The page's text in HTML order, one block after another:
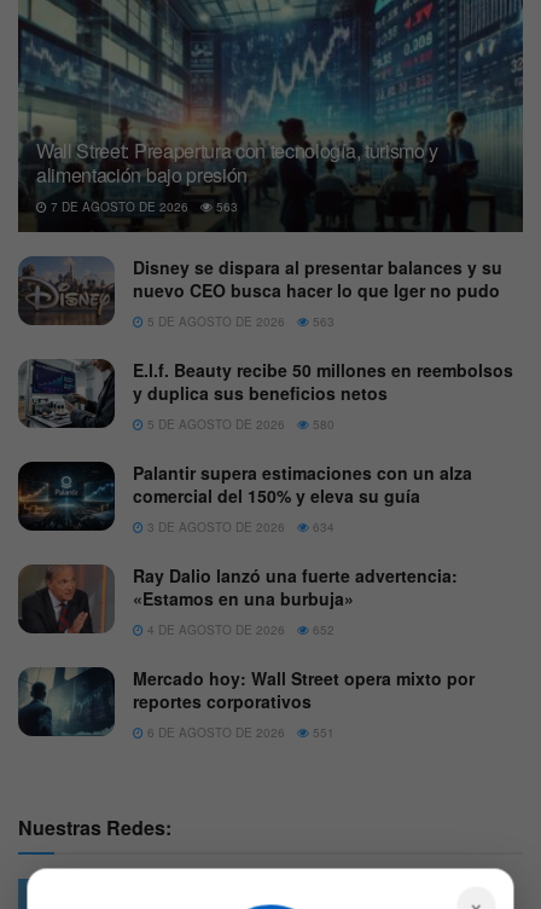
Wall Street: Preapertura con tecnología, turismo y
alimentación bajo presión
7 DE AGOSTO DE 2026 563
Disney se dispara al presentar balances y su
nuevo CEO busca hacer lo que Iger no pudo
5 DE AGOSTO DE 2026 563
E.l.f. Beauty recibe 50 millones en reembolsos
y duplica sus beneficios netos
5 DE AGOSTO DE 2026 580
Palantir supera estimaciones con un alza
comercial del 150% y eleva su guía
3 DE AGOSTO DE 2026 634
Ray Dalio lanzó una fuerte advertencia:
«Estamos en una burbuja»
4 DE AGOSTO DE 2026 652
Mercado hoy: Wall Street opera mixto por
reportes corporativos
6 DE AGOSTO DE 2026 551
Nuestras Redes: